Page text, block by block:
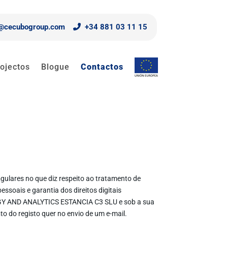
+34 881 03 11 15
Blogue Contactos
no que diz respeito ao tratamento de
e garantia dos direitos digitais
ANALYTICS ESTANCIA C3 SLU e sob a sua
do registo quer no envio de um e-mail.